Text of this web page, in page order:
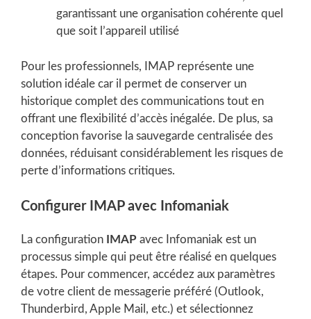
garantissant une organisation cohérente quel
que soit l’appareil utilisé
Pour les professionnels, IMAP représente une
solution idéale car il permet de conserver un
historique complet des communications tout en
offrant une flexibilité d’accès inégalée. De plus, sa
conception favorise la sauvegarde centralisée des
données, réduisant considérablement les risques de
perte d’informations critiques.
Configurer IMAP avec Infomaniak
La configuration IMAP avec Infomaniak est un
processus simple qui peut être réalisé en quelques
étapes. Pour commencer, accédez aux paramètres
de votre client de messagerie préféré (Outlook,
Thunderbird, Apple Mail, etc.) et sélectionnez